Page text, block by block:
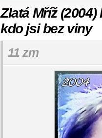
Zlatá Mříž
kdo jsi bez viny
11 zm